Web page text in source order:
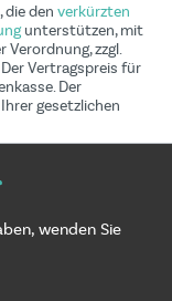
die den verkürzten
unterstützen, mit
zzgl.
Vertragspreis für
Der
gesetzlichen
wenden Sie